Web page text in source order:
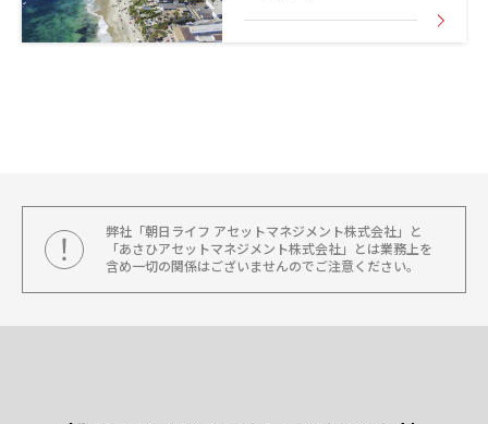
弊社「朝日ライフ アセットマネジメント株式会社」と
「あさひアセットマネジメント株式会社」とは業務上を
含め一切の関係はございませんのでご注意ください。